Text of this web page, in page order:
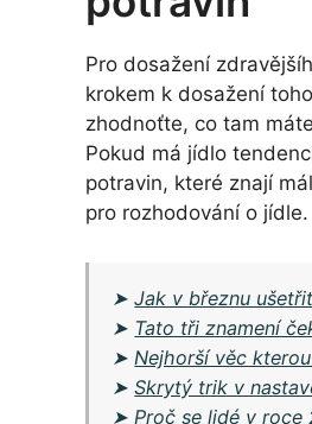
Pro dosažení
krokem k dosažení
zhodnoťte, co tam
Pokud má jídlo
potravin, které znají
pro rozhodování o jídle.
➤Jak v březnu
➤ Tato tři znamení
➤ Nejhorší věc
➤Skrytý trik v
➤ Proč se lidé v